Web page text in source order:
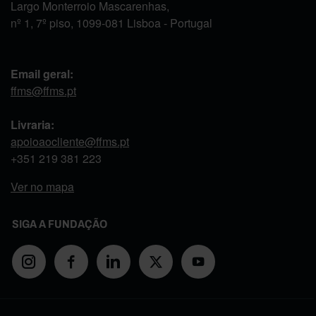
Largo Monterroio Mascarenhas,
nº 1, 7º piso, 1099-081 Lisboa - Portugal
Email geral:
ffms@ffms.pt
Livraria:
apoioaocliente@ffms.pt
+351 219 381 223
Ver no mapa
SIGA A FUNDAÇÃO